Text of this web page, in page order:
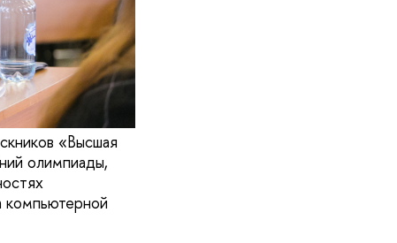
«Высшая
олимпиады,
компьютерной